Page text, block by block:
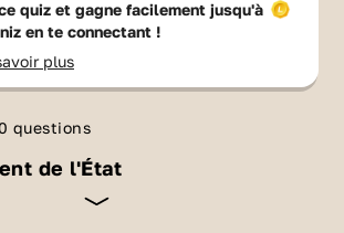
quiz et gagne facilement jusqu'à
en te connectant !
plus
questions
de l'État